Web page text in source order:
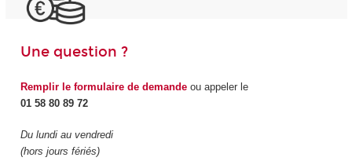
Une question ?
Remplir le formulaire de demandeou appeler le
01 58 80 89 72
Du lundi au vendredi
(hors jours fériés)